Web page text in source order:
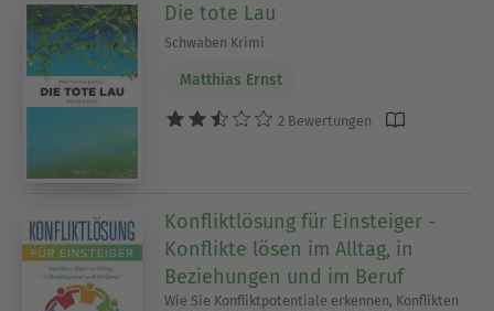
Die tote Lau
Schwaben Krimi
Matthias Ernst
2 Bewertungen
Konfliktlösung für Einsteiger -
Konflikte lösen im Alltag, in
Beziehungen und im Beruf
Wie Sie Konfliktpotentiale erkennen, Konflikten